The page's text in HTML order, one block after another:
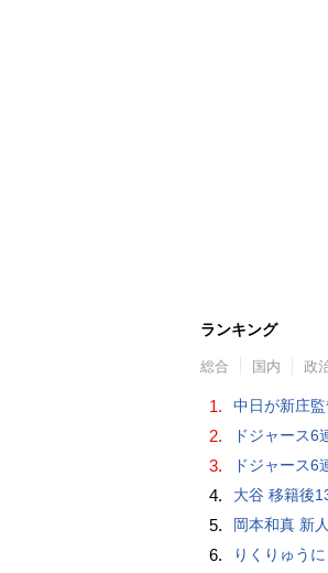
ランキング
総合 国内 政
1. 中日が新庄
2. ドジャース6
3. ドジャース6
4. 大谷 移籍後
5. 岡本和真 新
6. りくりゅう